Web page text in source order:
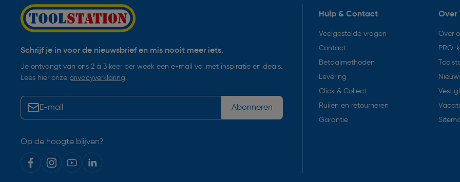
Schrijf je in voor de nieuwsbrief en mis nooit meer iets.
Je ontvangt van ons 2 à 3 keer per week een e-mail vol met inspiratie en deals.
Lees hier onze privacyverklaring.
Abonneren
Op de hoogte blijven?
Hulp & Contact
Veelgestelde vragen
Contact
Betaalmethoden
Levering
Click & Collect
Ruilen en retourneren
Garantie
Over
Over
PRO-